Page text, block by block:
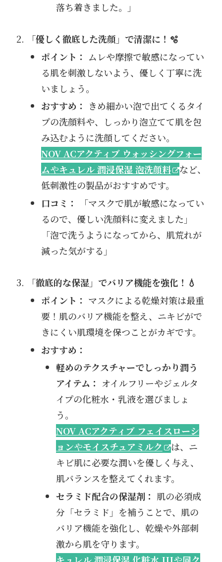
落ち着きました。」
「優しく徹底した洗顔」で清潔に！🫧
ポイント： ムレや摩擦で敏感になってい
る肌を刺激しないよう、優しく丁寧に洗
いましょう。
おすすめ：
きめ細かい泡で出てくるタイ
プの洗顔料や、しっかり泡立てて肌を包
み込むように洗顔してください。
NOV ACアクティブ ウォッシングフォー
ムやキュレル 潤浸保湿 泡洗顔料
など、
低刺激性の製品がおすすめです。
口コミ：
「マスクで肌が敏感になってい
るので、優しい洗顔料に変えました」
「泡で洗うようになってから、肌荒れが
減った気がする」
「徹底的な保湿」でバリア機能を強化！💧
ポイント： マスクによる乾燥対策は最重
要！肌のバリア機能を整え、ニキビがで
きにくい肌環境を保つことがカギです。
おすすめ：
軽めのテクスチャーでしっかり潤う
アイテム： オイルフリーやジェルタ
イプの化粧水・乳液を選びましょ
う。
NOV ACアクティブ フェイスローシ
ョンやモイスチュアミルク
は、ニ
キビ肌に必要な潤いを優しく与え、
肌バランスを整えてくれます。
セラミド配合の保湿剤： 肌の必須成
分「セラミド」を補うことで、肌の
バリア機能を強化し、乾燥や外部刺
激から肌を守ります。
キュレル 潤浸保湿 化粧水 IIIや同ク